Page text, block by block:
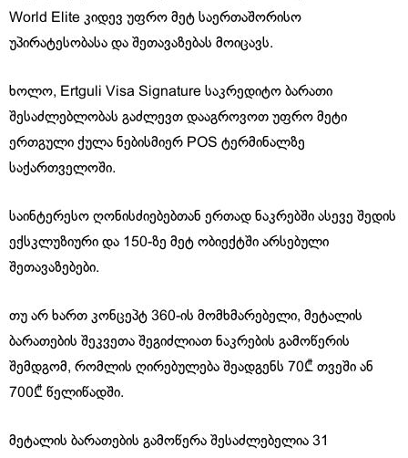
World Elite კიდევ უფრო მეტ საერთაშორისო
უპირატესობასა და შეთავაზებას მოიცავს.
ხოლო, Ertguli Visa Signature საკრედიტო ბარათი
შესაძლებლობას გაძლევთ დააგროვოთ უფრო მეტი
ერთგული ქულა ნებისმიერ POS ტერმინალზე
საქართველოში.
საინტერესო ღონისძიებებთან ერთად ნაკრებში ასევე შედის
ექსკლუზიური და 150-ზე მეტ ობიექტში არსებული
შეთავაზებები.
თუ არ ხართ კონცეპტ 360-ის მომხმარებელი, მეტალის
ბარათების შეკვეთა შეგიძლიათ ნაკრების გამოწერის
შემდგომ, რომლის ღირებულება შეადგენს 70₾ თვეში ან
700₾ წელიწადში.
მეტალის ბარათების გამოწერა შესაძლებელია 31